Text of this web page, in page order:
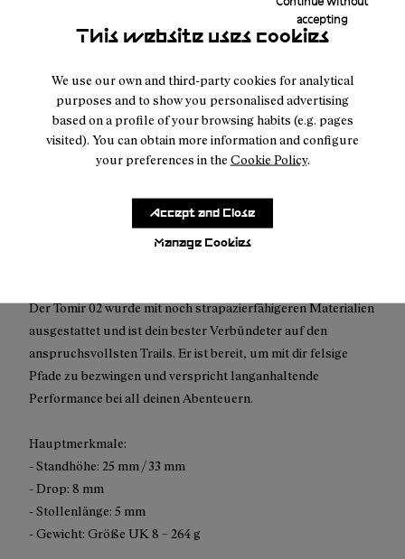
This website uses cookies
We use our own and third-party cookies for analytical
purposes and to show you personalised advertising
based on a profile of your browsing habits (e.g. pages
visited). You can obtain more information and configure
your preferences in the Cookie Policy.
Manage Cookies
accepting
Accept and Close
Wir bieten jetzt auch die klimaneutrale Expresslieferung an.
Beschreibung
Einer verbesserten Version unseres klassischen Tomir-
Laufschuhs. Der Tomir 02 kombiniert unser bewährtes
Design mit fortschrittlichen Funktionen und erfüllt die
Der Tomir 02 wurde mit noch strapazierfähigeren Materialien
ausgestattet und ist dein bester Verbündeter auf den
anspruchsvollsten Trails. Er ist bereit, um mit dir felsige
Pfade zu bezwingen und verspricht langanhaltende
Performance bei all deinen Abenteuern.
Hauptmerkmale:
- Standhöhe: 25 mm / 33 mm
- Drop: 8 mm
- Stollenlänge: 5 mm
- Gewicht: Größe UK 8 – 264 g